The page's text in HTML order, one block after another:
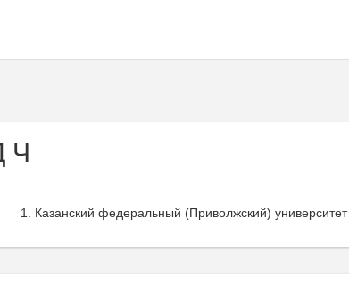
Ч
Казанский федеральный (Приволжский) университет ,